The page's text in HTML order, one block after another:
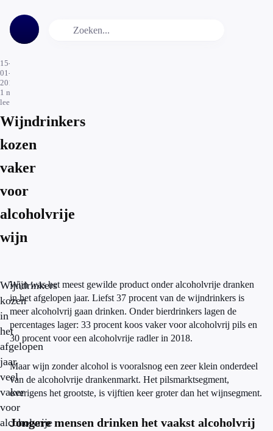
15-
01-
2019
1 min.
leestijd
Wijndrinkers
kozen
vaker
voor
alcoholvrije
wijn
Wijndrinkers
kozen
in
het
afgelopen
jaar
veel
vaker
voor
alcoholvrije
Wijn was het meest gewilde product onder alcoholvrije dranken
in het afgelopen jaar. Liefst 37 procent van de wijndrinkers is
meer alcoholvrij gaan drinken. Onder bierdrinkers lagen de
percentages lager: 33 procent koos vaker voor alcoholvrij pils en
30 procent voor een alcoholvrije radler in 2018.
Maar wijn zonder alcohol is vooralsnog een zeer klein onderdeel
van de alcoholvrije drankenmarkt. Het pilsmarktsegment,
overigens het grootste, is vijftien keer groter dan het wijnsegment.
Jongere mensen drinken het vaakst alcoholvrij